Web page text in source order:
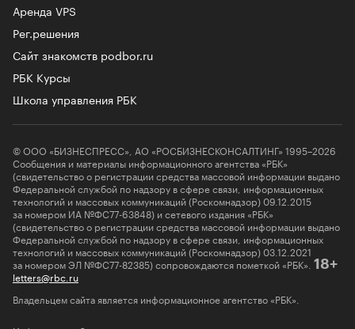
Аренда VPS
Рег.решения
Сайт знакомств podbor.ru
РБК Курсы
Школа управления РБК
© ООО «БИЗНЕСПРЕСС», АО «РОСБИЗНЕСКОНСАЛТИНГ» 1995–2026
Сообщения и материалы информационного агентства «РБК»
(свидетельство о регистрации средства массовой информации выдано
Федеральной службой по надзору в сфере связи, информационных
технологий и массовых коммуникаций (Роскомнадзор) 09.12.2015
за номером ИА №ФС77-63848) и сетевого издания «РБК»
(свидетельство о регистрации средства массовой информации выдано
Федеральной службой по надзору в сфере связи, информационных
технологий и массовых коммуникаций (Роскомнадзор) 03.12.2021
за номером ЭЛ №ФС77-82385) сопровождаются пометкой «РБК». 18+
letters@rbc.ru
Владельцем сайта является информационное агентство «РБК».